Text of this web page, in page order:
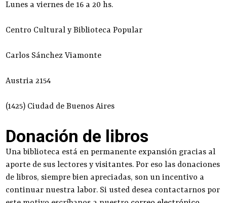
Lunes a viernes de 16 a 20 hs.
Centro Cultural y Biblioteca Popular
Carlos Sánchez Viamonte
Austria 2154
(1425) Ciudad de Buenos Aires
Donación de libros
Una biblioteca está en permanente expansión gracias al
aporte de sus lectores y visitantes. Por eso las donaciones
de libros, siempre bien apreciadas, son un incentivo a
continuar nuestra labor. Si usted desea contactarnos por